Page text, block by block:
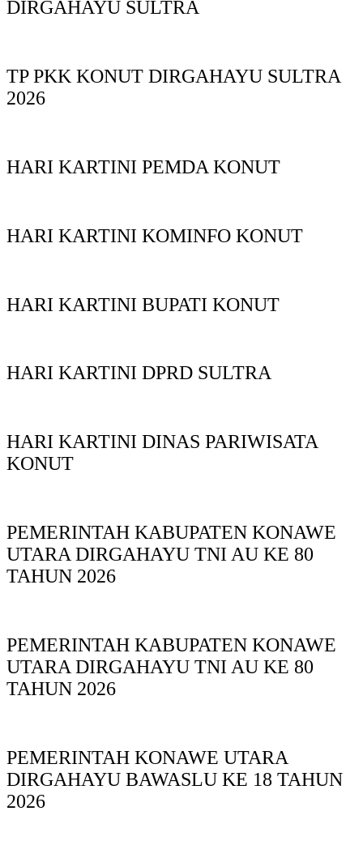
DIRGAHAYU SULTRA
TP PKK KONUT DIRGAHAYU SULTRA
2026
HARI KARTINI PEMDA KONUT
HARI KARTINI KOMINFO KONUT
HARI KARTINI BUPATI KONUT
HARI KARTINI DPRD SULTRA
HARI KARTINI DINAS PARIWISATA
KONUT
PEMERINTAH KABUPATEN KONAWE
UTARA DIRGAHAYU TNI AU KE 80
TAHUN 2026
PEMERINTAH KABUPATEN KONAWE
UTARA DIRGAHAYU TNI AU KE 80
TAHUN 2026
PEMERINTAH KONAWE UTARA
DIRGAHAYU BAWASLU KE 18 TAHUN
2026